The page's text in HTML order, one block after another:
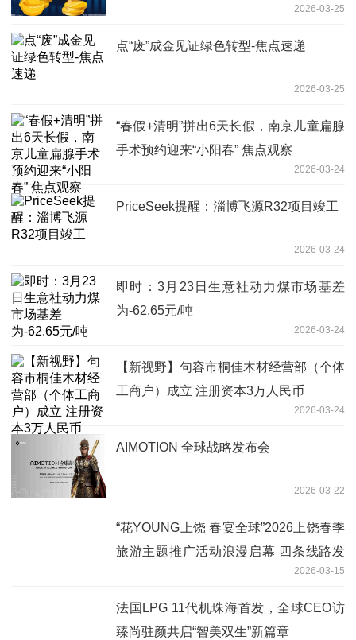
2026-03-25
点“废”成金见证绿色转型-焦点速递
2026-03-25
“春假+清明”拼出6天长假，南京儿童扁腺
手术预约迎来“小阳春” 焦点观察
2026-03-24
PriceSeek提醒：淄博飞源R32项目竣工
2026-03-24
即时：3月23日生意社动力煤市场基差
为-62.65元/吨
2026-03-24
【新视野】句容市桐佳木材经营部（个体
工商户）成立 注册资本3万人民币
2026-03-24
AIMOTION 全球战略发布会
2026-03-22
“花YOUNG上饶 春宴全球”2026上饶春季
旅游主题推广活动浪漫启幕 四条线路发
2026-03-15
法国LPG 11代机珠海首发，全球CEO访
臻尚驻颜共启“智美双生”新篇章